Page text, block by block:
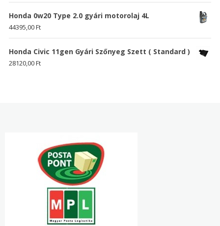
Honda 0w20 Type 2.0 gyári motorolaj 4L
44395,00Ft
Honda Civic 11gen Gyári Szőnyeg Szett ( Standard )
28120,00Ft